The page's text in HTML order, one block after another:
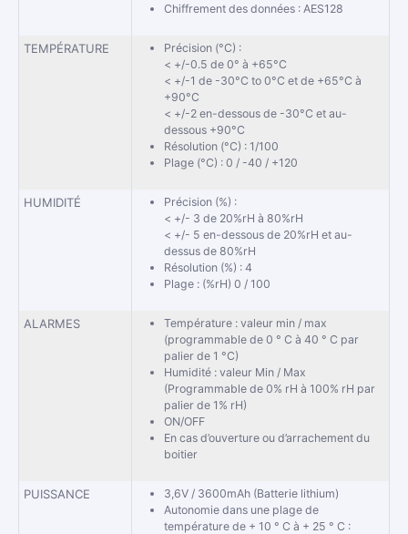
Chiffrement des données : AES128
TEMPÉRATURE
Précision (°C) :
< +/-0.5 de 0° à +65°C
< +/-1 de -30°C to 0°C et de +65°C à
+90°C
< +/-2 en-dessous de -30°C et au-
dessous +90°C
Résolution (°C) : 1/100
Plage (°C) : 0 / -40 / +120
HUMIDITÉ
Précision (%) :
< +/- 3 de 20%rH à 80%rH
< +/- 5 en-dessous de 20%rH et au-
dessus de 80%rH
Résolution (%) : 4
Plage : (%rH) 0 / 100
ALARMES
Température : valeur min / max
(programmable de 0 ° C à 40 ° C par
palier de 1 °C)
Humidité : valeur Min / Max
(Programmable de 0% rH à 100% rH par
palier de 1% rH)
ON/OFF
En cas d’ouverture ou d’arrachement du
boitier
PUISSANCE
3,6V / 3600mAh (Batterie lithium)
Autonomie dans une plage de
température de + 10 ° C à + 25 ° C :